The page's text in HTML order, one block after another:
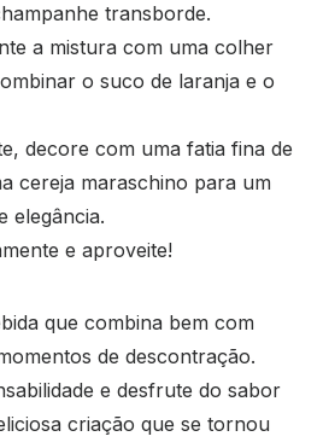
transborde.
a mistura com uma colher
o suco de laranja e o
decore com uma fatia fina de
cereja maraschino para um
elegância.
e aproveite!
que combina bem com
de descontração.
e desfrute do sabor
criação que se tornou